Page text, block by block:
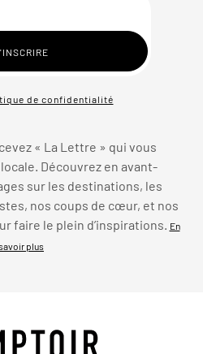
de confidentialité
« La Lettre » qui vous
Découvrez en avant-
sur les destinations, les
nos coups de cœur, et nos
faire le plein d’inspirations. En
plus